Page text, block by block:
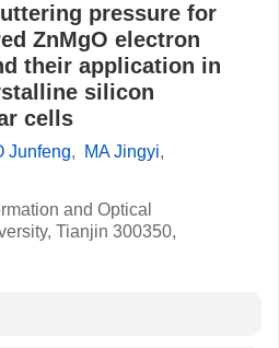
pressure for
ZnMgO electron
their application in
silicon
cells
Junfeng, MA Jingyi,
and Optical
Tianjin 300350,